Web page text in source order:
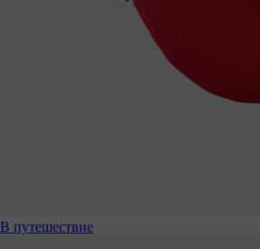
В путешествие